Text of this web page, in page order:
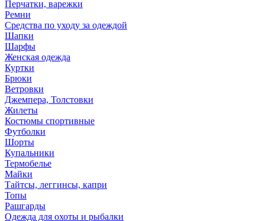
Перчатки, варежки
Ремни
Средства по уходу за одеждой
Шапки
Шарфы
Женская одежда
Куртки
Брюки
Ветровки
Джемпера, Толстовки
Жилеты
Костюмы спортивные
Футболки
Шорты
Купальники
Термобелье
Майки
Тайтсы, леггинсы, капри
Топы
Рашгарды
Одежда для охоты и рыбалки